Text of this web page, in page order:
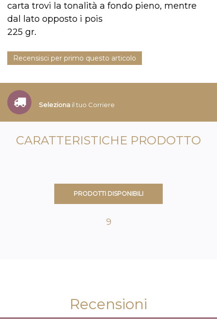
carta trovi la tonalità a fondo pieno, mentre
dal lato opposto i pois
225 gr.
Recensisci per primo questo articolo
Seleziona il tuo Corriere
CARATTERISTICHE PRODOTTO
PRODOTTI DISPONIBILI
9
Recensioni